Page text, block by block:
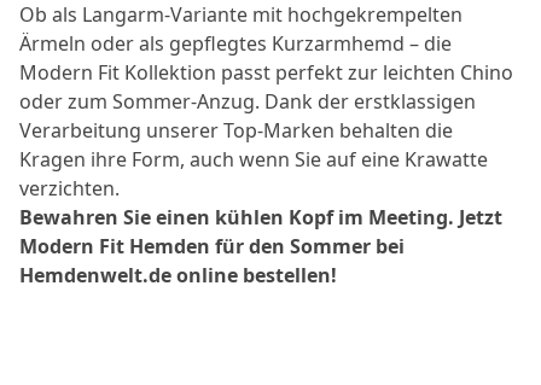
Ob als Langarm-Variante mit hochgekrempelten
Ärmeln oder als gepflegtes Kurzarmhemd – die
Modern Fit Kollektion passt perfekt zur leichten Chino
oder zum Sommer-Anzug. Dank der erstklassigen
Verarbeitung unserer Top-Marken behalten die
Kragen ihre Form, auch wenn Sie auf eine Krawatte
verzichten.
Bewahren Sie einen kühlen Kopf im Meeting. Jetzt
Modern Fit Hemden für den Sommer bei
Hemdenwelt.de online bestellen!